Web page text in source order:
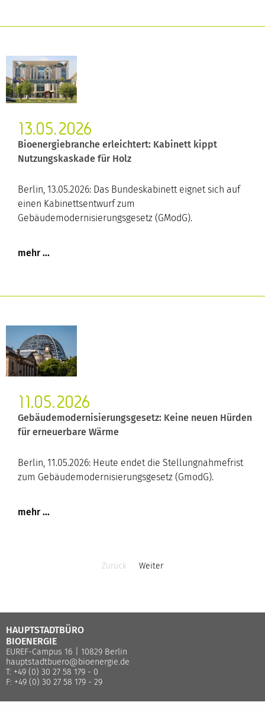
13.05.2026
Bioenergiebranche erleichtert: Kabinett kippt
Nutzungskaskade für Holz
Berlin, 13.05.2026: Das Bundeskabinett eignet sich auf
einen Kabinettsentwurf zum
Gebäudemodernisierungsgesetz (GModG).
11.05.2026
Gebäudemodernisierungsgesetz: Keine neuen Hürden
für erneuerbare Wärme
Berlin, 11.05.2026: Heute endet die Stellungnahmefrist
zum Gebäudemodernisierungsgesetz (GmodG).
Zurück Weiter
HAUPTSTADTBÜRO
BIOENERGIE
EUREF-Campus 16 | 10829 Berlin
hauptstadtbuero@bioenergie.de
T: +49 (0) 30 27 58 179 - 0
F: +49 (0) 30 27 58 179 - 29